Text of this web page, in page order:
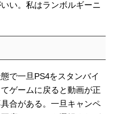
い。私はランボルギーニ
で一旦PS4をスタンバイ
ゲームに戻ると動画が正
合がある。一旦キャンペ